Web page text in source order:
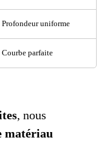
Profondeur uniforme
Courbe parfaite
, nous
matériau